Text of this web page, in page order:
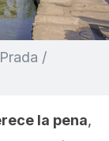
/
la pena,